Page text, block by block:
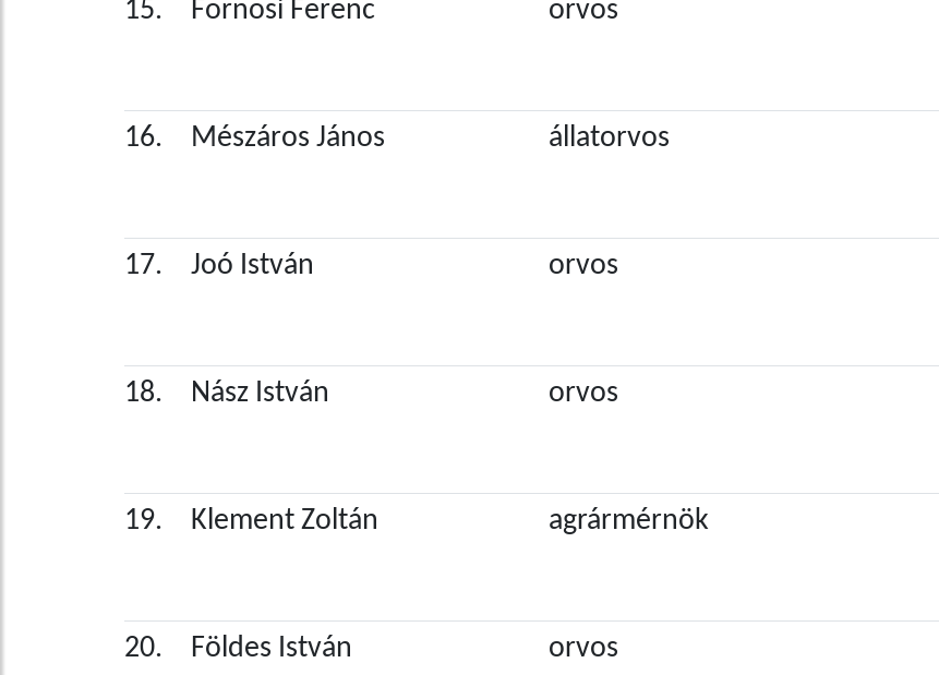
15. Fornosi Ferenc orvos
16. Mészáros János állatorvos
17. Joó István orvos
18. Nász István orvos
19. Klement Zoltán agrármérnök
20. Földes István orvos